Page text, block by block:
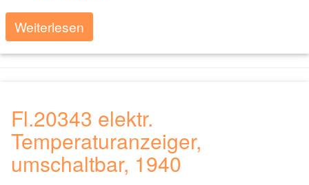
Weiterlesen
Fl.20343 elektr.
Temperaturanzeiger,
umschaltbar, 1940